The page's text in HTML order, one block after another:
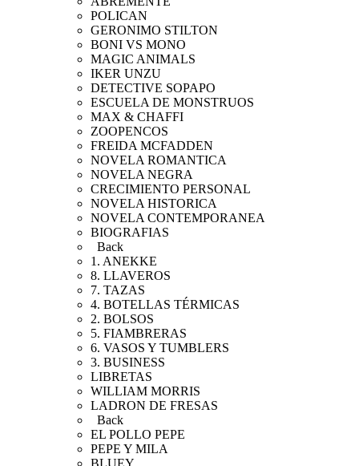
POLICAN
GERONIMO STILTON
BONI VS MONO
MAGIC ANIMALS
IKER UNZU
DETECTIVE SOPAPO
ESCUELA DE MONSTRUOS
MAX & CHAFFI
ZOOPENCOS
FREIDA MCFADDEN
NOVELA ROMANTICA
NOVELA NEGRA
CRECIMIENTO PERSONAL
NOVELA HISTORICA
NOVELA CONTEMPORANEA
BIOGRAFIAS
Back
1. ANEKKE
8. LLAVEROS
7. TAZAS
4. BOTELLAS TÉRMICAS
2. BOLSOS
5. FIAMBRERAS
6. VASOS Y TUMBLERS
3. BUSINESS
LIBRETAS
WILLIAM MORRIS
LADRON DE FRESAS
Back
EL POLLO PEPE
PEPE Y MILA